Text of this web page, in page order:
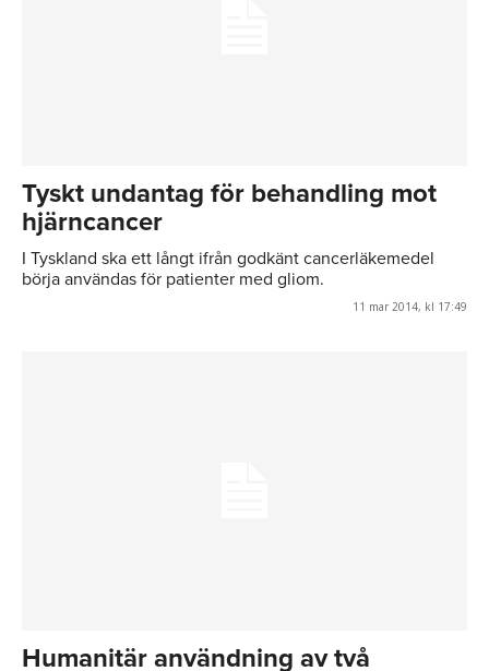
Tyskt undantag för behandling mot
hjärncancer
I Tyskland ska ett långt ifrån godkänt cancerläkemedel
börja användas för patienter med gliom.
11 mar 2014, kl 17:49
Humanitär användning av två